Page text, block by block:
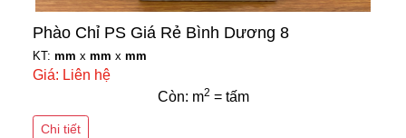
Phào Chỉ PS Giá Rẻ Bình Dương 8
KT: mm x mm x mm
Giá: Liên hệ
Còn: m2 = tấm
Chi tiết